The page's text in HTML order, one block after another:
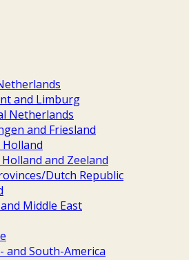
and Limburg
Netherlands
and Friesland
and Zeeland
Dutch Republic
Middle East
and South-America